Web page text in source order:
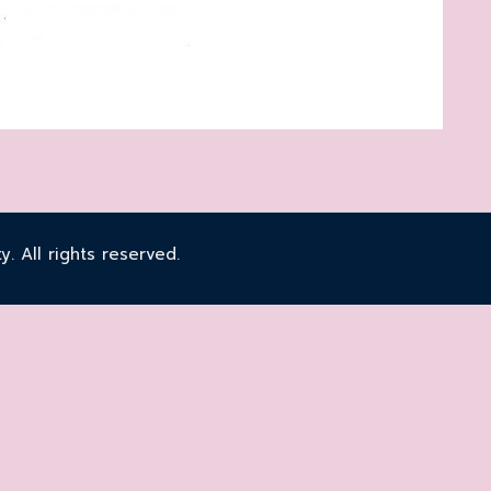
All rights reserved.